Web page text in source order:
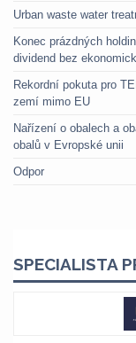
Urban waste water
Konec prázdných
dividend bez
Rekordní pokuta pro
zemí mimo EU
Nařízení o obalech a
obalů v Evropské unii
Odpor